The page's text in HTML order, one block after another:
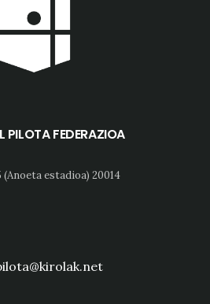
PILOTA FEDERAZIOA
(Anoeta estadioa) 20014